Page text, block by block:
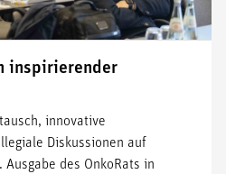
inspirierender
innovative
Diskussionen auf
des OnkoRats in